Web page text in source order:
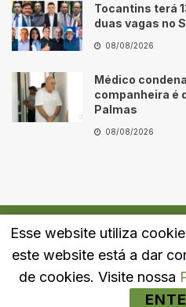
Tocantins terá
duas vagas no
08/08/2026
Médico
companheira é
Palmas
08/08/2026
Quem Somos Fale Conosco
Esse website utiliza
este website está a dar
de cookies. Visite nossa